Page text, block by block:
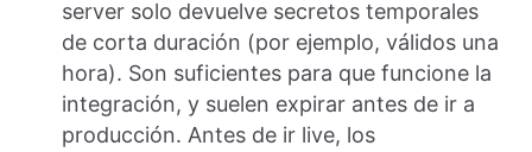
server solo devuelve secretos temporales
de corta duración (por ejemplo, válidos una
hora). Son suficientes para que funcione la
integración, y suelen expirar antes de ir a
producción. Antes de ir live, los